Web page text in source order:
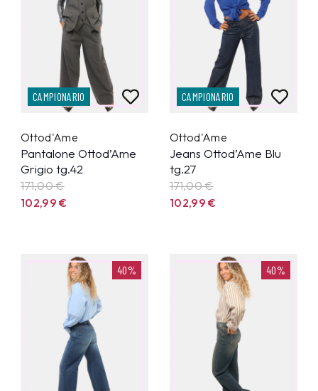
CAMPIONARIO
Ottod'Ame
Pantalone Ottod’Ame
Grigio tg.42
171,00 €
102,99€
CAMPIONARIO
Ottod'Ame
Jeans Ottod’Ame Blu
tg.27
171,00 €
102,99€
40% 40%